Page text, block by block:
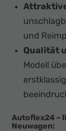
und
Qualität
Modell
Autoflex24 –
Neuwagen: